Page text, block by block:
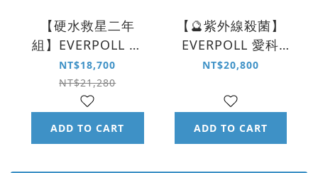
【硬水救星二年
組】EVERPOLL 愛
科 RO-600 直出 RO
淨水系統
NT$18,700
NT$21,280
ADD TO CART
【🔮紫外線殺菌】
EVERPOLL 愛科
HQF-4000 4 合 1
統
NT$20,800
ADD TO CART